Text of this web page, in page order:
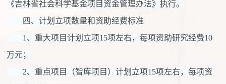
《吉林省社会科学基金项目资金管理办法》执行。
四、计划立项数量和资助经费标准
1、重大项目计划立项15项左右，每项资助研究经费10
万元；
2、重点项目（智库项目）计划立项15项左右，每项资